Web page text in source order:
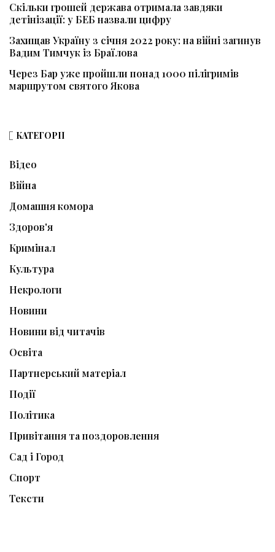
Скільки грошей держава отримала завдяки
детінізації: у БЕБ назвали цифру
Захищав Україну з січня 2022 року: на війні загинув
Вадим Тимчук із Браїлова
Через Бар уже пройшли понад 1000 пілігримів
маршрутом святого Якова
КАТЕГОРІЇ
Відео
Війна
Домашня комора
Здоров'я
Кримінал
Культура
Некрологи
Новини
Новини від читачів
Освіта
Партнерський матеріал
Події
Політика
Привітання та поздоровлення
Сад і Город
Спорт
Тексти